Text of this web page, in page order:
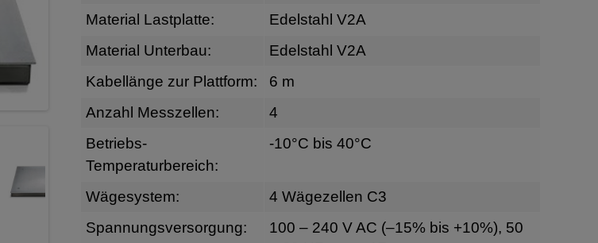
Material Lastplatte:
Edelstahl V2A
Material Unterbau:
Edelstahl V2A
Kabellänge zur Plattform:
6 m
Anzahl Messzellen:
4
Betriebs-
Temperaturbereich:
-10°C bis 40°C
Wägesystem:
4 Wägezellen C3
Spannungsversorgung:
100 – 240 V AC (–15% bis +10%), 50